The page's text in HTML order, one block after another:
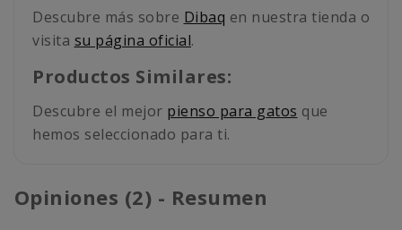
Descubre más sobre Dibaq en nuestra tienda o
visita su página oficial.
Productos Similares:
Descubre el mejor pienso para gatos que
hemos seleccionado para ti.
Opiniones (2) - Resumen